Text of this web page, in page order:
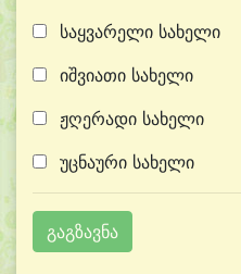
საყვარელი სახელი
იშვიათი სახელი
ჟღერადი სახელი
უცნაური სახელი